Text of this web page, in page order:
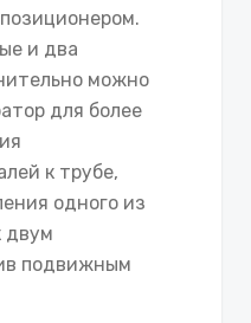
и два
можно
для более
к трубе,
одного из
двум
подвижным